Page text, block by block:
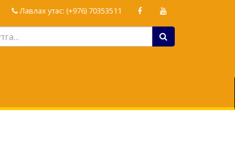
Лавлах утас: (+976) 70353511